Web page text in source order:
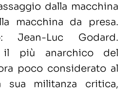
dalla macchina
macchina da presa.
Jean-Luc Godard.
il più anarchico del
poco considerato al
militanza critica,